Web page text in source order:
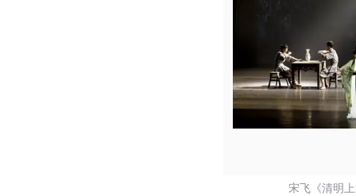
宋飞《清明